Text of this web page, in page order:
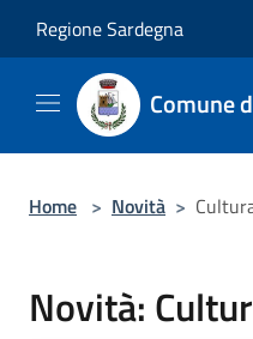
Regione Sardegna
Comune
Home > Novità >
Novità: